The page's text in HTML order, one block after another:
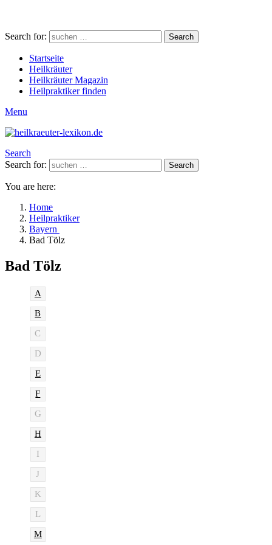
Search for: Search
Startseite
Heilkräuter
Heilkräuter Magazin
Heilpraktiker finden
Menu
Search
Search for:
Search
You are here:
Home
Heilpraktiker
Bayern
Bad Tölz
Bad Tölz
A
B
C
D
E
F
G
H
I
J
K
L
M